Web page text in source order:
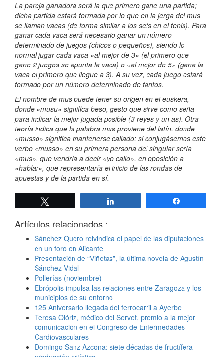
La pareja ganadora será la que primero gane una partida;
dicha partida estará formada por lo que en la jerga del mus
se llaman vacas (de forma similar a los sets en el tenis). Para
ganar cada vaca será necesario ganar un número
determinado de juegos (chicos o pequeños), siendo lo
normal jugar cada vaca «al mejor de 3» (el primero que
gane 2 juegos se apunta la vaca) o «al mejor de 5» (gana la
vaca el primero que llegue a 3). A su vez, cada juego estará
formado por un número determinado de tantos.
El nombre de mus puede tener su origen en el euskera,
donde «musu» significa beso, gesto que sirve como seña
para indicar la mejor jugada posible (3 reyes y un as). Otra
teoría indica que la palabra mus proviene del latín, donde
«musso» significa mantenerse callado; si conjugásemos este
verbo «musso» en su primera persona del singular sería
«mus», que vendría a decir «yo callo», en oposición a
«hablar», que representaría el inicio de las rondas de
apuestas y de la partida en sí.
Artículos relacionados :
Sánchez Quero reivindica el papel de las diputaciones
en un foro en Alicante
Presentación de “Viñetas”, la última novela de Agustín
Sánchez Vidal
Pollerías (noviembre)
Ebrópolis impulsa las relaciones entre Zaragoza y los
municipios de su entorno
125 Aniversario llegada del ferrocarril a Ayerbe
Teresa Olóriz, médico del Servet, premio a la mejor
comunicación en el Congreso de Enfermedades
Cardiovasculares
Domingo Sanz Azcona: siete décadas de fructífera